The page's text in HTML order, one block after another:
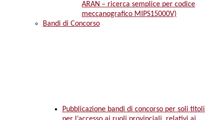
ARAN – ricerca semplice per codice
meccanografico MIPS15000V)
Bandi di Concorso
Pubblicazione bandi di concorso per soli titoli